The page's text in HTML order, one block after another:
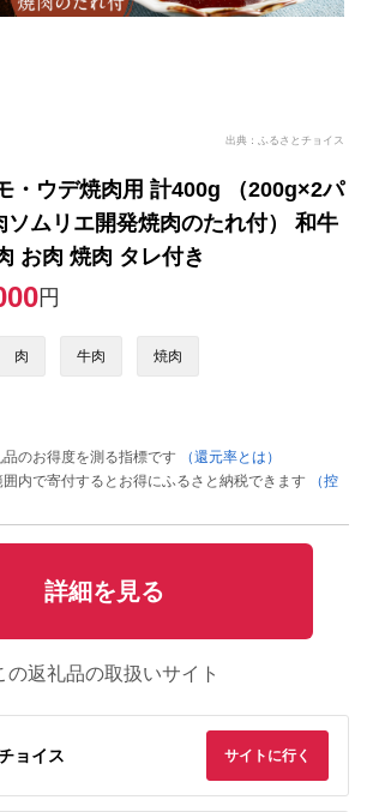
出典：ふるさとチョイス
・ウデ焼肉用 計400g （200g×2パ
ソムリエ開発焼肉のたれ付） 和牛
お肉 焼肉 タレ付き
円
肉 牛肉 焼肉
のお得度を測る指標です
（還元率とは）
内で寄付するとお得にふるさと納税できます
（控
詳細を見る
の返礼品の取扱いサイト
ョイス サイトに行く